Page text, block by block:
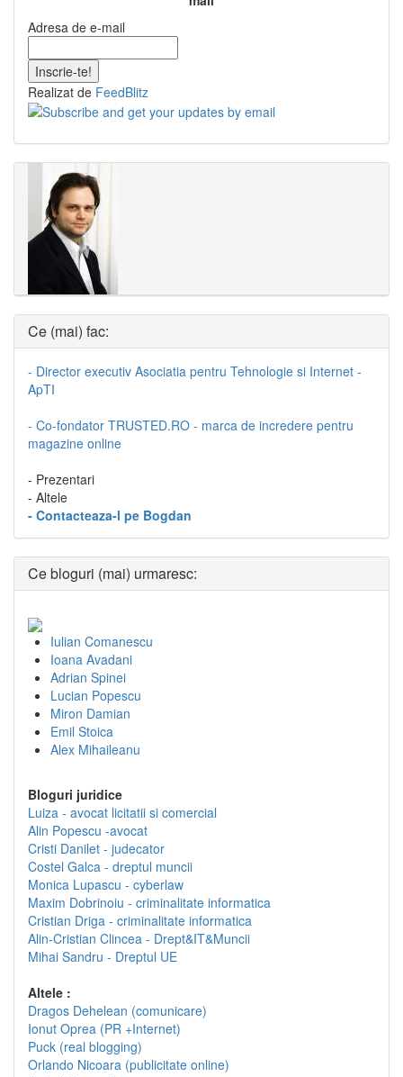
Adresa de e-mail
Realizat de FeedBlitz
Ce (mai) fac:
- Director executiv Asociatia pentru Tehnologie si Internet -
ApTI
- Co-fondator TRUSTED.RO - marca de incredere pentru
magazine online
- Prezentari
- Altele
- Contacteaza-l pe Bogdan
Ce bloguri (mai) urmaresc:
Iulian Comanescu
Ioana Avadani
Adrian Spinei
Lucian Popescu
Miron Damian
Emil Stoica
Alex Mihaileanu
Bloguri juridice
Luiza - avocat licitatii si comercial
Alin Popescu -avocat
Cristi Danilet - judecator
Costel Galca - dreptul muncii
Monica Lupascu - cyberlaw
Maxim Dobrinoiu - criminalitate informatica
Cristian Driga - criminalitate informatica
Alin-Cristian Clincea - Drept&IT&Muncii
Mihai Sandru - Dreptul UE
Altele :
Dragos Dehelean (comunicare)
Ionut Oprea (PR +Internet)
Puck (real blogging)
Orlando Nicoara (publicitate online)